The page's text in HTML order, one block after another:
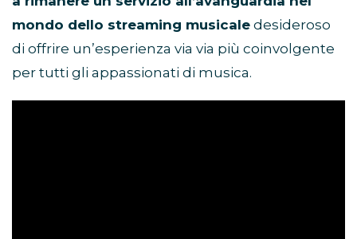
mondo dello streaming musicale desideroso
di offrire un’esperienza via via più coinvolgente
per tutti gli appassionati di musica.